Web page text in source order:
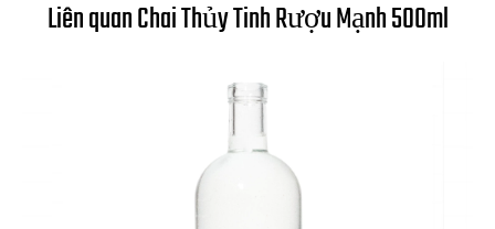
Liên quan Chai Thủy Tinh Rượu Mạnh 500ml